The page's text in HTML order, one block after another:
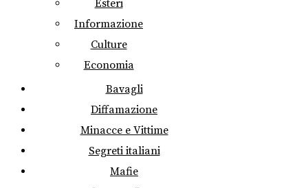
Esteri
Informazione
Culture
Economia
Bavagli
Diffamazione
Minacce e Vittime
Segreti italiani
Mafie